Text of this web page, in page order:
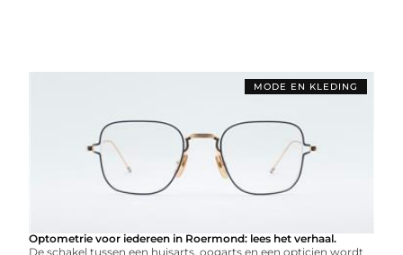
MODE EN KLEDING
Optometrie voor iedereen in Roermond: lees het verhaal.
De schakel tussen een huisarts, oogarts en een opticien wordt